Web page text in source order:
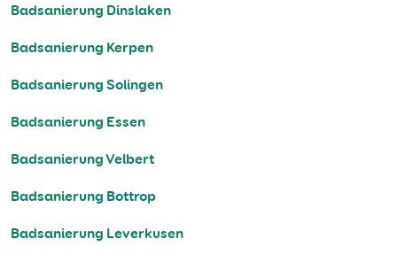
Badsanierung Dinslaken
Badsanierung Kerpen
Badsanierung Solingen
Badsanierung Essen
Badsanierung Velbert
Badsanierung Bottrop
Badsanierung Leverkusen